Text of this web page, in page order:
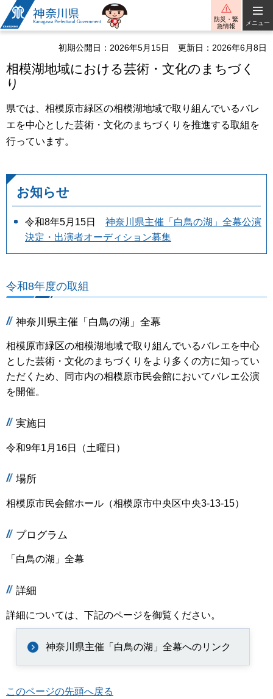
神奈川県
防災・緊
急情報
メニュー
初期公開日：2026年5月15日 更新日：2026年6月8日
相模湖地域における芸術・文化のまちづく
り
県では、相模原市緑区の相模湖地域で取り組んでいるバレ
エを中心とした芸術・文化のまちづくりを推進する取組を
行っています。
お知らせ
令和8年5月15日 神奈川県主催「白鳥の湖」全幕公演
決定・出演者オーディション募集
令和8年度の取組
神奈川県主催「白鳥の湖」全幕
相模原市緑区の相模湖地域で取り組んでいるバレエを中心
とした芸術・文化のまちづくりをより多くの方に知ってい
ただくため、同市内の相模原市民会館においてバレエ公演
を開催。
実施日
令和9年1月16日（土曜日）
場所
相模原市民会館ホール（相模原市中央区中央3-13-15）
プログラム
「白鳥の湖」全幕
詳細
詳細については、下記のページを御覧ください。
神奈川県主催「白鳥の湖」全幕へのリンク
このページの先頭へ戻る